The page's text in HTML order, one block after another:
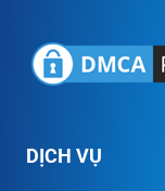
DỊCH VỤ